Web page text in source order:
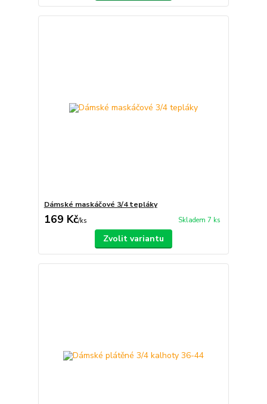
Dámské maskáčové 3/4 tepláky
169 Kč/ks Skladem 7 ks
Zvolit variantu